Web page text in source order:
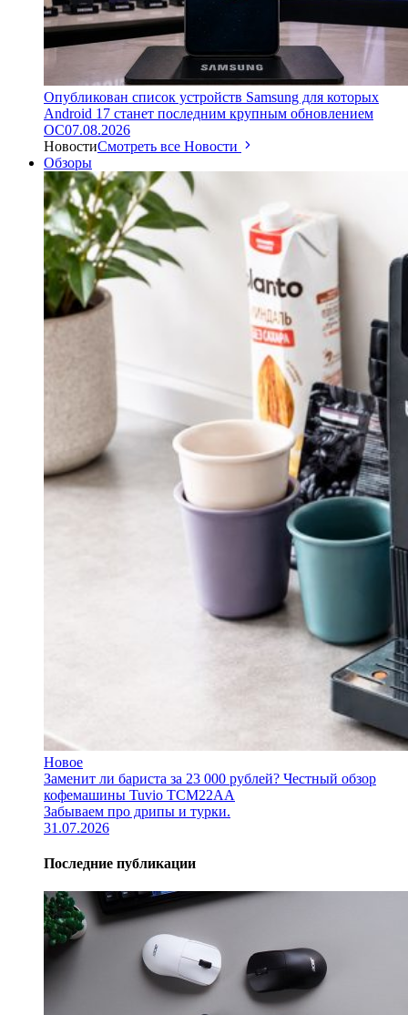
Опубликован список устройств Samsung для которых
Android 17 станет последним крупным обновлением
ОС07.08.2026
НовостиСмотреть все Новости
Обзоры
Новое
Заменит ли бариста за 23 000 рублей? Честный обзор
кофемашины Tuvio TCM22AA
Забываем про дрипы и турки.
31.07.2026
Последние публикации